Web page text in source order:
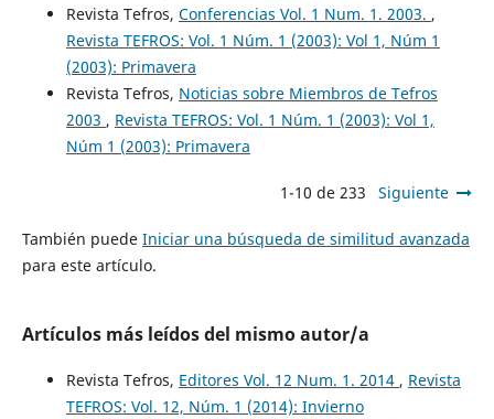
Revista Tefros, Conferencias Vol. 1 Num. 1. 2003. ,
Revista TEFROS: Vol. 1 Núm. 1 (2003): Vol 1, Núm 1
(2003): Primavera
Revista Tefros, Noticias sobre Miembros de Tefros
2003 , Revista TEFROS: Vol. 1 Núm. 1 (2003): Vol 1,
Núm 1 (2003): Primavera
1-10 de 233 Siguiente
También puede Iniciar una búsqueda de similitud avanzada
para este artículo.
Artículos más leídos del mismo autor/a
Revista Tefros, Editores Vol. 12 Num. 1. 2014 , Revista
TEFROS: Vol. 12, Núm. 1 (2014): Invierno